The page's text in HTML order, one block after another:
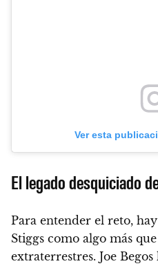
Ver esta
El legado desquiciado
Para entender el reto,
Stiggs como algo más
extraterrestres. Joe